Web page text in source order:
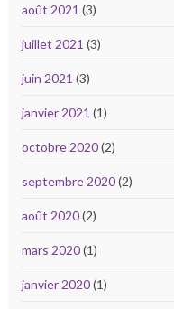
août 2021 (3)
juillet 2021 (3)
juin 2021 (3)
janvier 2021 (1)
octobre 2020(2)
septembre 2020(2)
août 2020(2)
mars 2020(1)
janvier 2020(1)